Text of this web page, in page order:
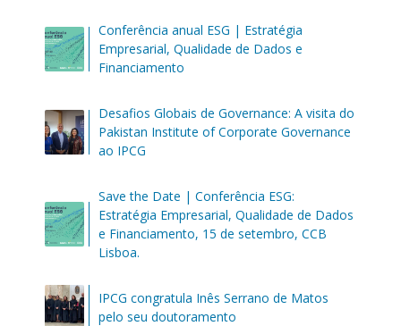
Conferência anual ESG | Estratégia
Empresarial, Qualidade de Dados e
Financiamento
Desafios Globais de Governance: A visita do
Pakistan Institute of Corporate Governance
ao IPCG
Save the Date | Conferência ESG:
Estratégia Empresarial, Qualidade de Dados
e Financiamento, 15 de setembro, CCB
Lisboa.
IPCG congratula Inês Serrano de Matos
pelo seu doutoramento